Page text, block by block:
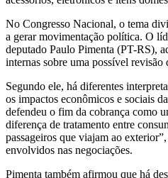
No Congresso Nacional, o tema
a gerar movimentação política. O
deputado Paulo Pimenta (PT-RS),
internas sobre uma possível revisão
Segundo ele, há diferentes
os impactos econômicos e sociais
defendeu o fim da cobrança como
diferença de tratamento entre
passageiros que viajam ao
envolvidos nas negociações.
Pimenta também afirmou que há